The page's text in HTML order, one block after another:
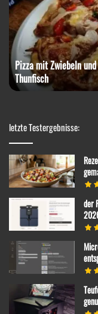
Pizza mit Zwiebeln und
Thunfisch
letzte Testergebnisse:
der